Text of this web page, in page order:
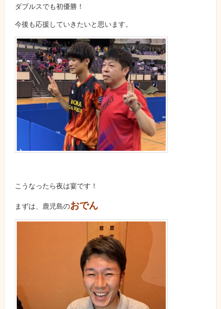
ダブルスでも初優勝！
今後も応援していきたいと思います。
こうなったら夜は宴です！
まずは、鹿児島のおでん